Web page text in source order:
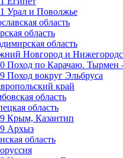
Урал и Поволжье
область
область
область
Новгород и
Поход по Карачаю. Тырмен
Поход вокруг Эльбруса
край
область
область
Крым, Казантип
Архыз
область